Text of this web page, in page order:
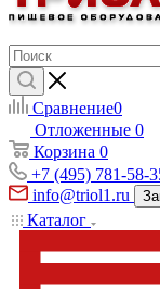
Сравнение0
Отложенные 0
Корзина 0
+7 (495) 781-58-
info@triol1.ru
Каталог